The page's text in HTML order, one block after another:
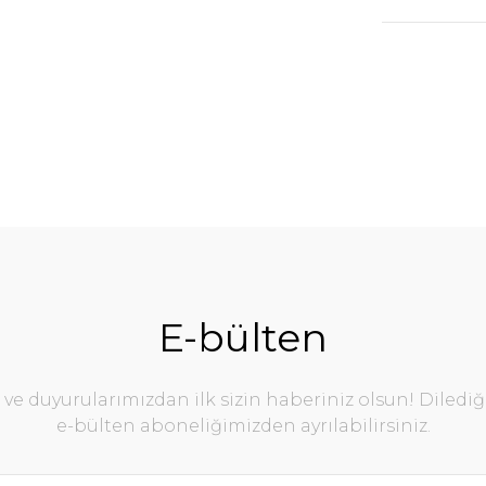
E-bülten
ve duyurularımızdan ilk sizin haberiniz olsun!
e-bülten aboneliğimizden ayrılabilirsiniz.